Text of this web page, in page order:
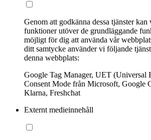
Genom att godkänna dessa tjänster
funktioner utöver de grundläggande
möjligt för dig att använda vår
ditt samtycke använder vi följande
denna webbplats:
Google Tag Manager, UET (Universal
Consent Mode från Microsoft, Google
Klarna, Freshchat
Externt medieinnehåll